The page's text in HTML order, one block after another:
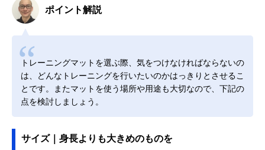
ポイント解説
トレーニングマットを選ぶ際、気をつけなければならないの
は、どんなトレーニングを行いたいのかはっきりとさせるこ
とです。またマットを使う場所や用途も大切なので、下記の
点を検討しましょう。
サイズ｜身長よりも大きめのものを